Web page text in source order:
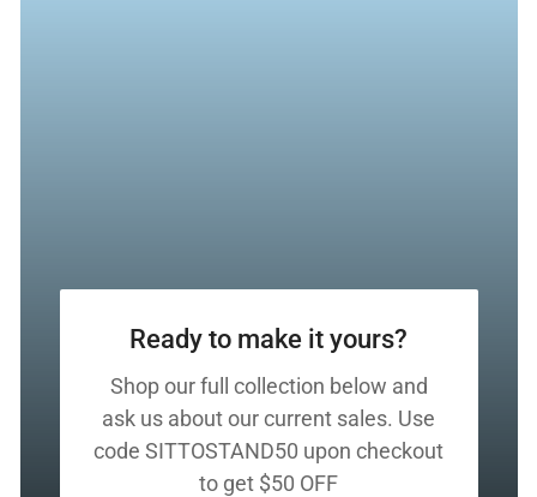
Ready to make it yours?
Shop our full collection below and
ask us about our current sales. Use
code SITTOSTAND50 upon checkout
to get $50 OFF